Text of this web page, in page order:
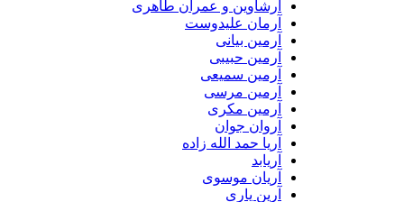
آرشاوین و عمران طاهری
آرمان علیدوست
آرمین بیانی
آرمین حبیبی
آرمین سمیعی
آرمین مرسی
آرمین مکری
آروان جوان
آریا حمد الله زاده
آریان موسوی
آرین یاری